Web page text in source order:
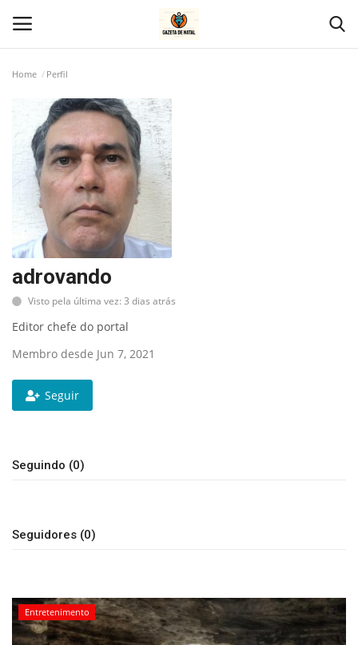
Home
Geral
Politica
Saúde
Entretenimento
Economia
Esportes
Expediente - Equipe de Jornalismo
Geral
Home Perfil
adrovando
Visto pela última vez: 3 dias atrás
Editor chefe do portal
Membro desde Jun 7, 2021
Seguir
Seguindo (0)
Seguidores (0)
Entretenimento